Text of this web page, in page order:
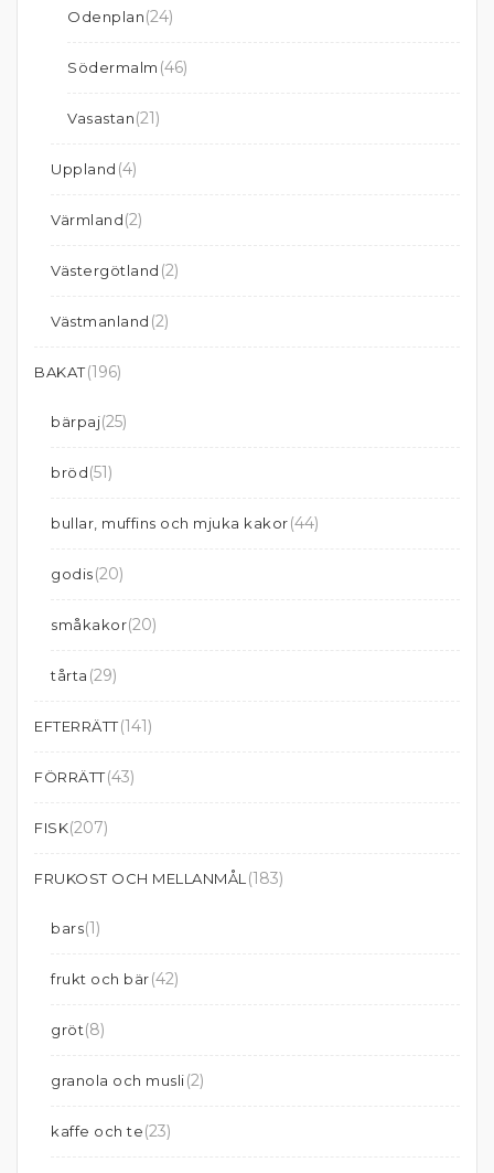
Odenplan(24)
Södermalm (46)
Vasastan(21)
Uppland (4)
Värmland(2)
Västergötland (2)
Västmanland (2)
BAKAT(196)
bärpaj(25)
bröd(51)
bullar, muffins och mjuka kakor(44)
godis(20)
småkakor(20)
tårta (29)
EFTERRÄTT(141)
FÖRRÄTT(43)
FISK(207)
FRUKOST OCH MELLANMÅL (183)
bars(1)
frukt och bär(42)
gröt(8)
granola och musli(2)
kaffe och te(23)